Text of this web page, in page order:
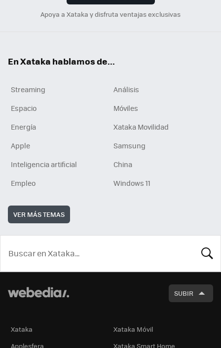
Apoya a Xataka y disfruta ventajas exclusivas
En Xataka hablamos de...
Streaming
Análisis
Espacio
Móviles
Energía
Xataka Movilidad
Apple
Samsung
Inteligencia artificial
China
Empleo
Windows 11
VER MÁS TEMAS
SUBIR
Xataka
Xataka Móvil
Applesfera
Xataka Smart Home